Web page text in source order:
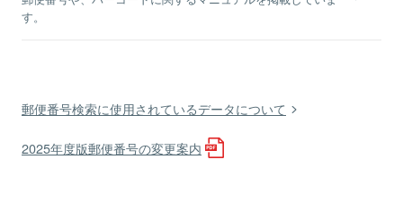
す。
郵便番号検索に使用されているデータについて
2025年度版郵便番号の変更案内